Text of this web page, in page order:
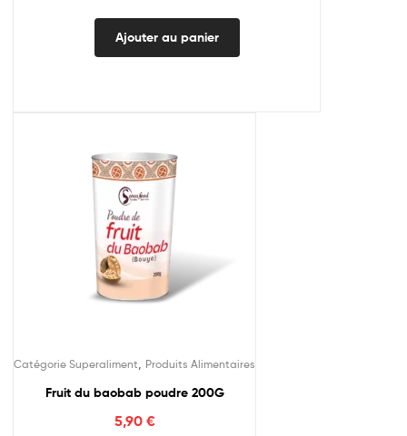
Ajouter au panier
Catégorie Superaliment Produits Alimentaires
Fruit du baobab poudre 200G
5,90 €